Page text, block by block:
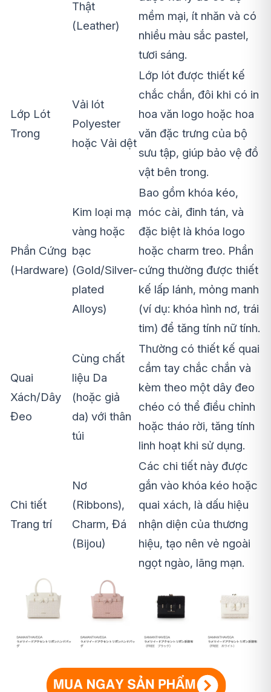
Thật
(Leather)
mềm mại, ít nhăn và có
nhiều màu sắc pastel,
tươi sáng.
Lớp Lót
Trong
Vải lót
Polyester
hoặc Vải dệt
Lớp lót được thiết kế
chắc chắn, đôi khi có in
hoa văn logo hoặc hoa
văn đặc trưng của bộ
sưu tập, giúp bảo vệ đồ
vật bên trong.
Phần Cứng
(Hardware)
Kim loại mạ
vàng hoặc
bạc
(Gold/Silver-
plated
Alloys)
Bao gồm khóa kéo,
móc cài, đinh tán, và
đặc biệt là khóa logo
hoặc charm treo. Phần
cứng thường được thiết
kế lấp lánh, mỏng manh
(ví dụ: khóa hình nơ, trái
tim) để tăng tính nữ tính.
Quai
Xách/Dây
Đeo
Cùng chất
liệu Da
(hoặc giả
da) với thân
túi
Thường có thiết kế quai
cầm tay chắc chắn và
kèm theo một dây đeo
chéo có thể điều chỉnh
hoặc tháo rời, tăng tính
linh hoạt khi sử dụng.
Chi tiết
Trang trí
Nơ
(Ribbons),
Charm, Đá
(Bijou)
Các chi tiết này được
gắn vào khóa kéo hoặc
quai xách, là dấu hiệu
nhận diện của thương
hiệu, tạo nên vẻ ngoài
ngọt ngào, lãng mạn.